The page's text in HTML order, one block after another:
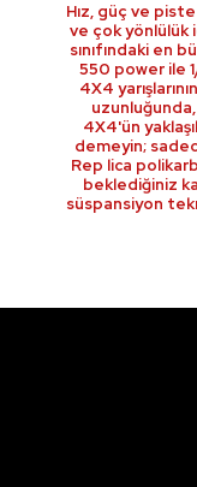
Hız, güç ve
ve çok yönlülük
sınıfındaki en
550 power ile
4X4
uzunluğunda,
4X4'ün
demeyin;
Rep lica
beklediğiniz
süspansiyon